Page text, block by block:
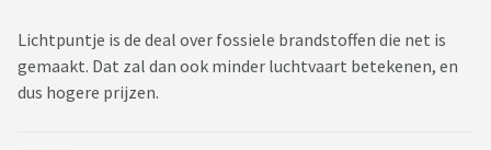
Lichtpuntje is de deal over fossiele brandstoffen die net is
gemaakt. Dat zal dan ook minder luchtvaart betekenen, en
dus hogere prijzen.